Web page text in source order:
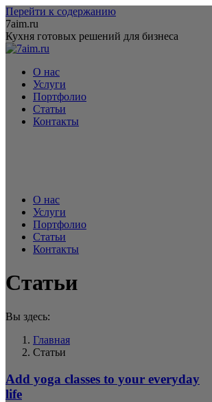
Перейти к содержанию
7aim.ru
Кухня готовых решений для бизнеса
О нас
Услуги
Портфолио
Статьи
Контакты
О нас
Услуги
Портфолио
Статьи
Контакты
Статьи
Вы здесь:
Главная
Статьи
Add yoga classes to your everyday
life